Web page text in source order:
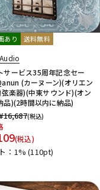
Kikutani
Lexicon
Nugen Audio
Pitch Innovations
Radial
Roland
あり 送料無料
サービス35周年記念セー
(カーヌーン)(オリエン
楽器)(中東サウンド)(オン
品)(2時間以内に納品)
16,687(税込)
(税込)
：1%(110pt)